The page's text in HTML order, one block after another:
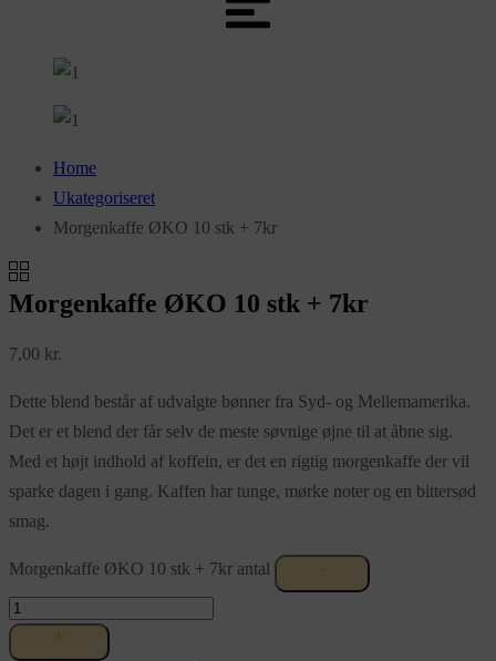
Home
Ukategoriseret
Morgenkaffe ØKO 10 stk + 7kr
Morgenkaffe ØKO 10 stk + 7kr
7,00 kr.
Dette blend består af udvalgte bønner fra Syd- og Mellemamerika.
Det er et blend der får selv de meste søvnige øjne til at åbne sig.
Med et højt indhold af koffein, er det en rigtig morgenkaffe der vil
sparke dagen i gang. Kaffen har tunge, mørke noter og en bittersød
smag.
Morgenkaffe ØKO 10 stk + 7kr antal -
+